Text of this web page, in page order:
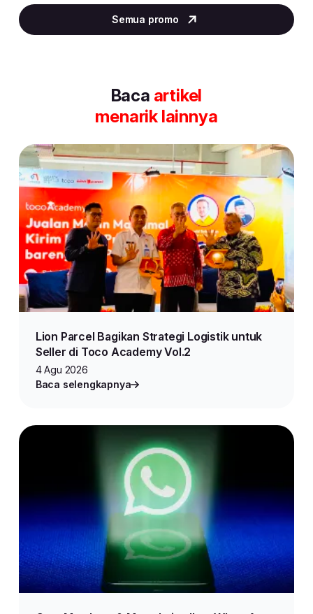
2
of
Semua promo
Baca artikel
menarik lainnya
Lion Parcel Bagikan Strategi Logistik untuk
Seller di Toco Academy Vol.2
4 Agu 2026
Baca selengkapnya